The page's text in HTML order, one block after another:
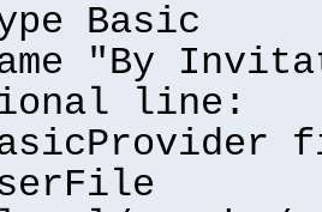
Basic
"By
line: